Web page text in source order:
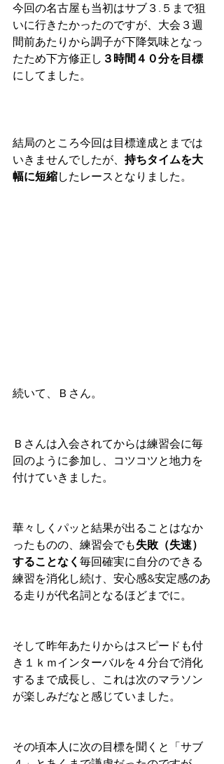
今回の名古屋も当初はサブ３.５まで狙
いに行きたかったのですが、大会３週
間前あたりから調子が下降気味となっ
たため下方修正し ３時間４０分を目標
にしてました。
結局のところ今回は目標達成とまでは
いきませんでしたが、 持ちタイムを大
幅に短縮したレースとなりました。
続いて、Ｂさん。
Ｂさんは入会されてからは練習会に毎
回のように参加し、コツコツと地力を
付けていきました。
華々しくパッと結果が出ることはなか
ったものの、練習会でも失敗（失速）
することなく 毎回確実に自分のできる
練習を消化し続け、安心感&安定感のあ
る走りが代名詞となるほどまでに。
そして昨年あたりからはスピードも付
き１ｋｍインターバルを４分台で消化
するまで成長し、これは次のマラソン
が楽しみだなと感じていました。
その頃本人に次の目標を聞くと「サブ